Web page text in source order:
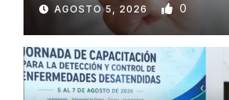
AGOSTO 5, 2026 0